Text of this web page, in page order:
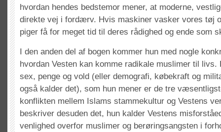
hvordan hendes bedstemor mener, at moderne,
direkte vej i fordærv. Hvis maskiner vasker vores tøj
piger få for meget tid til deres rådighed og ende som
I den anden del af bogen kommer hun med nogle
hvordan Vesten kan komme radikale muslimer til livs.
sex, penge og vold (eller demografi, købekraft og
også kalder det), som hun mener er de tre
konflikten mellem Islams stammekultur og Vestens
beskriver desuden det, hun kalder Vestens
venlighed overfor muslimer og berøringsangsten i